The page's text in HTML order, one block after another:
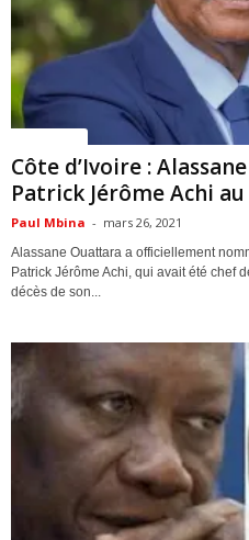
Côte d’Ivoire :
Patrick Jérôme Achi au
Paul Mbina - mars 26, 2021
Alassane Ouattara a officiellement
Patrick Jérôme Achi, qui avait été chef
décès de son...